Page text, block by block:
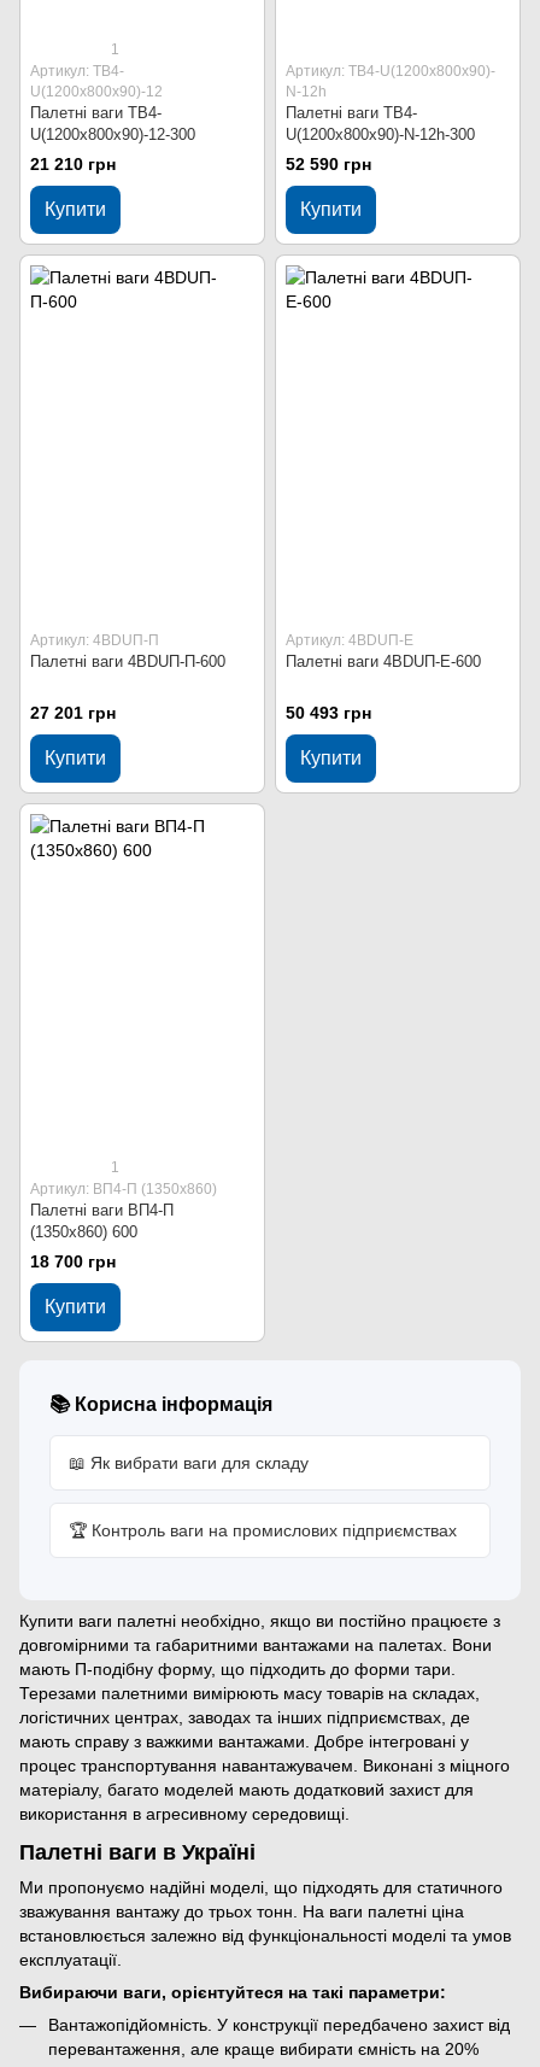
1
Артикул: ТВ4-
U(1200х800х90)-12
Палетні ваги ТВ4-
U(1200х800х90)-12-300
21 210 грн
Купити
Артикул: ТВ4-U(1200х800х90)-
N-12h
Палетні ваги ТВ4-
U(1200х800х90)-N-12h-300
52 590 грн
Купити
Артикул: 4BDUП-П
Палетні ваги 4BDUП-П-600
27 201 грн
Купити
Артикул: 4BDUП-Е
Палетні ваги 4BDUП-Е-600
50 493 грн
Купити
1
Артикул: ВП4-П (1350х860)
Палетні ваги ВП4-П
(1350х860) 600
18 700 грн
Купити
📚 Корисна інформація
📖 Як вибрати ваги для складу
🏆 Контроль ваги на промислових підприємствах
Купити ваги палетні необхідно, якщо ви постійно працюєте з
довгомірними та габаритними вантажами на палетах. Вони
мають П-подібну форму, що підходить до форми тари.
Терезами палетними вимірюють масу товарів на складах,
логістичних центрах, заводах та інших підприємствах, де
мають справу з важкими вантажами. Добре інтегровані у
процес транспортування навантажувачем. Виконані з міцного
матеріалу, багато моделей мають додатковий захист для
використання в агресивному середовищі.
Палетні ваги в Україні
Ми пропонуємо надійні моделі, що підходять для статичного
зважування вантажу до трьох тонн. На ваги палетні ціна
встановлюється залежно від функціональності моделі та умов
експлуатації.
Вибираючи ваги, орієнтуйтеся на такі параметри:
Вантажопідйомність. У конструкції передбачено захист від
перевантаження, але краще вибирати ємність на 20%